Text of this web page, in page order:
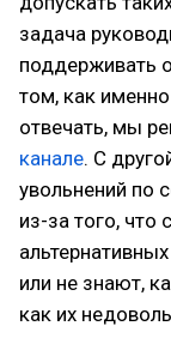
задача
поддерживать
том, как
отвечать, мы
канале. С
увольнений по
из-за того, что
или не знают,
как их